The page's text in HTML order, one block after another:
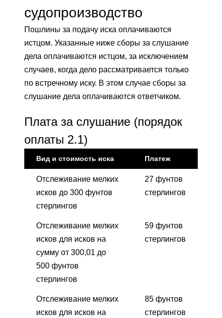
судопроизводство
Пошлины за подачу иска оплачиваются
истцом. Указанные ниже сборы за слушание
дела оплачиваются истцом, за исключением
случаев, когда дело рассматривается только
по встречному иску. В этом случае сборы за
слушание дела оплачиваются ответчиком.
Плата за слушание (порядок
оплаты 2.1)
Вид и стоимость иска Платеж
Отслеживание мелких
исков до 300 фунтов
стерлингов
27 фунтов
стерлингов
Отслеживание мелких
исков для исков на
сумму от 300,01 до
500 фунтов
стерлингов
59 фунтов
стерлингов
Отслеживание мелких
исков для исков на
85 фунтов
стерлингов